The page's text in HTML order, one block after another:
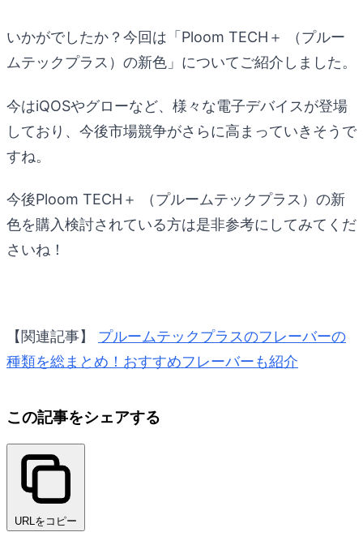
いかがでしたか？今回は「Ploom TECH＋ （プルー
ムテックプラス）の新色」についてご紹介しました。
今はiQOSやグローなど、様々な電子デバイスが登場
しており、今後市場競争がさらに高まっていきそうで
すね。
今後Ploom TECH＋ （プルームテックプラス）の新
色を購入検討されている方は是非参考にしてみてくだ
さいね！
【関連記事】 プルームテックプラスのフレーバーの
種類を総まとめ！おすすめフレーバーも紹介
この記事をシェアする
URLをコピー